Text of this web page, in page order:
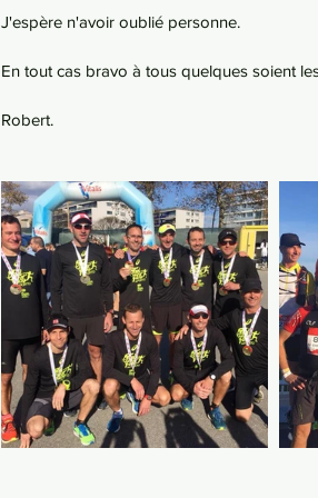
J'espère n'avoir oublié personne.
En tout cas bravo à tous quelques soient
Robert.